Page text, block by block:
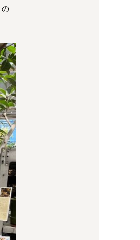
の